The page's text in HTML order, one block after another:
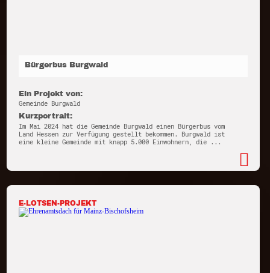
Bürgerbus Burgwald
Ein Projekt von:
Gemeinde Burgwald
Kurzportrait:
Im Mai 2024 hat die Gemeinde Burgwald einen Bürgerbus vom
Land Hessen zur Verfügung gestellt bekommen. Burgwald ist
eine kleine Gemeinde mit knapp 5.000 Einwohnern, die ...
E-LOTSEN-PROJEKT